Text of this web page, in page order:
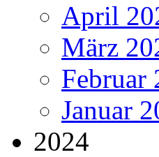
April
März
Februar
Januar
2024